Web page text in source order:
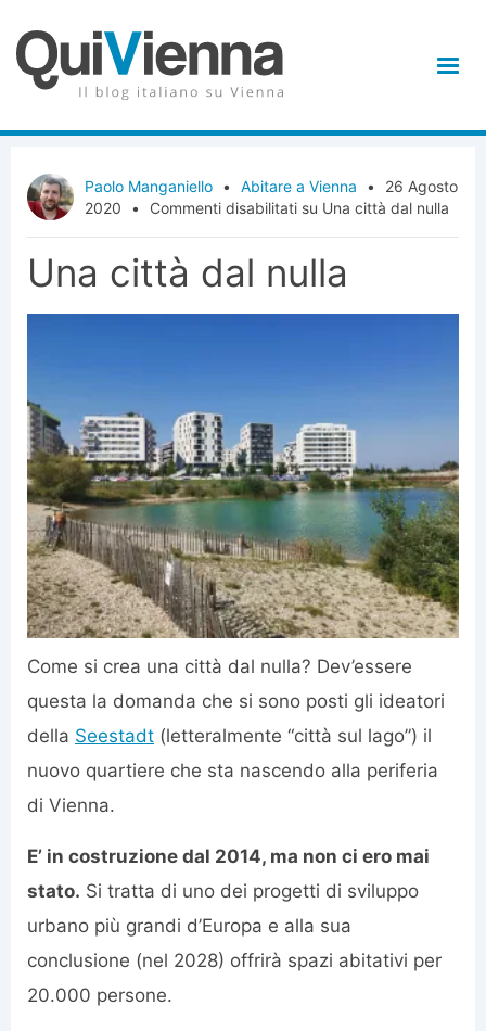
Paolo Manganiello • Abitare a Vienna •
26 Agosto
2020
• Commenti disabilitati su Una città dal nulla
Una città dal nulla
Come si crea una città dal nulla? Dev’essere
questa la domanda che si sono posti gli ideatori
della Seestadt (letteralmente “città sul lago”) il
nuovo quartiere che sta nascendo alla periferia
di Vienna.
E’ in costruzione dal 2014, ma non ci ero mai
stato. Si tratta di uno dei progetti di sviluppo
urbano più grandi d’Europa e alla sua
conclusione (nel 2028) offrirà spazi abitativi per
20.000 persone.